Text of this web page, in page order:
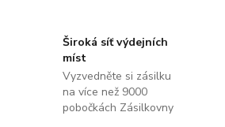
Široká síť výdejních
míst
Vyzvedněte si zásilku
na více než 9000
pobočkách Zásilkovny